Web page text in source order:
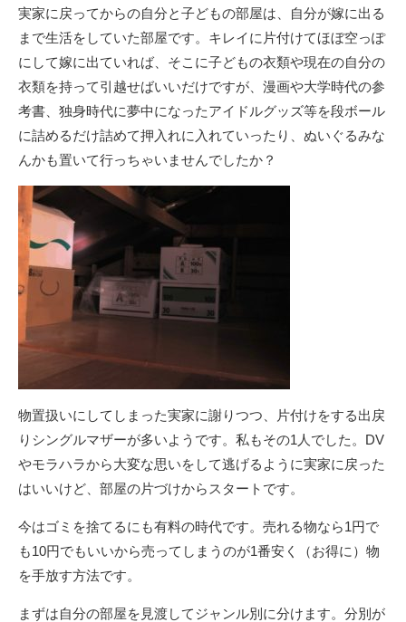
実家に戻ってからの自分と子どもの部屋は、自分が嫁に出る
まで生活をしていた部屋です。キレイに片付けてほぼ空っぽ
にして嫁に出ていれば、そこに子どもの衣類や現在の自分の
衣類を持って引越せばいいだけですが、漫画や大学時代の参
考書、独身時代に夢中になったアイドルグッズ等を段ボール
に詰めるだけ詰めて押入れに入れていったり、ぬいぐるみな
んかも置いて行っちゃいませんでしたか？
物置扱いにしてしまった実家に謝りつつ、片付けをする出戻
りシングルマザーが多いようです。私もその1人でした。DV
やモラハラから大変な思いをして逃げるように実家に戻った
はいいけど、部屋の片づけからスタートです。
今はゴミを捨てるにも有料の時代です。売れる物なら1円で
も10円でもいいから売ってしまうのが1番安く（お得に）物
を手放す方法です。
まずは自分の部屋を見渡してジャンル別に分けます。分別が